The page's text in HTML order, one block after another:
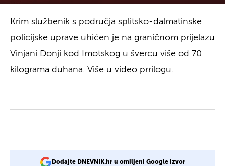
Krim službenik s područja splitsko-dalmatinske
policijske uprave uhićen je na graničnom prijelazu
Vinjani Donji kod Imotskog u švercu više od 70
kilograma duhana. Više u video prrilogu.
Dodajte DNEVNIK.hr u omiljeni Google izvor